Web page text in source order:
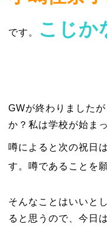
です。 こじか
GWが終わりました
か？私は学校が始ま
噂によると次の祝日は
す。噂であることを
そんなことはいいと
ると思うので、今日